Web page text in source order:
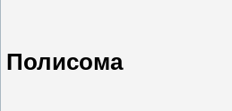
Полисома